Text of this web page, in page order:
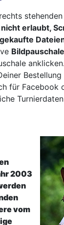
stehenden
nicht erlaubt,
für Facebook
2003
vom